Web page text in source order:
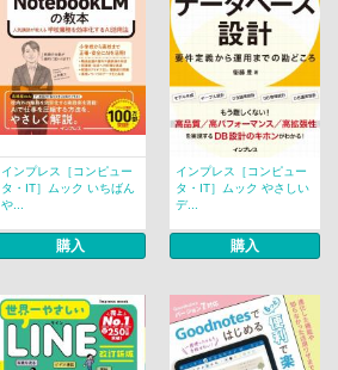
インプレス［コンピュー
タ・IT］ムック いちばん
や...
購入
インプレス［コンピュー
タ・IT］ムック やさしい
デ...
購入